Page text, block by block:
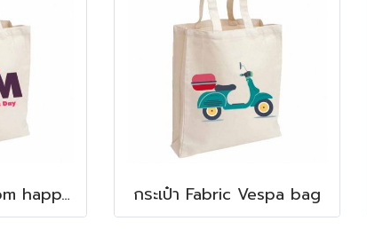
กระเป๋า Fabric Mom happy Mothers day bag กระเป๋า Fabric Vespa bag